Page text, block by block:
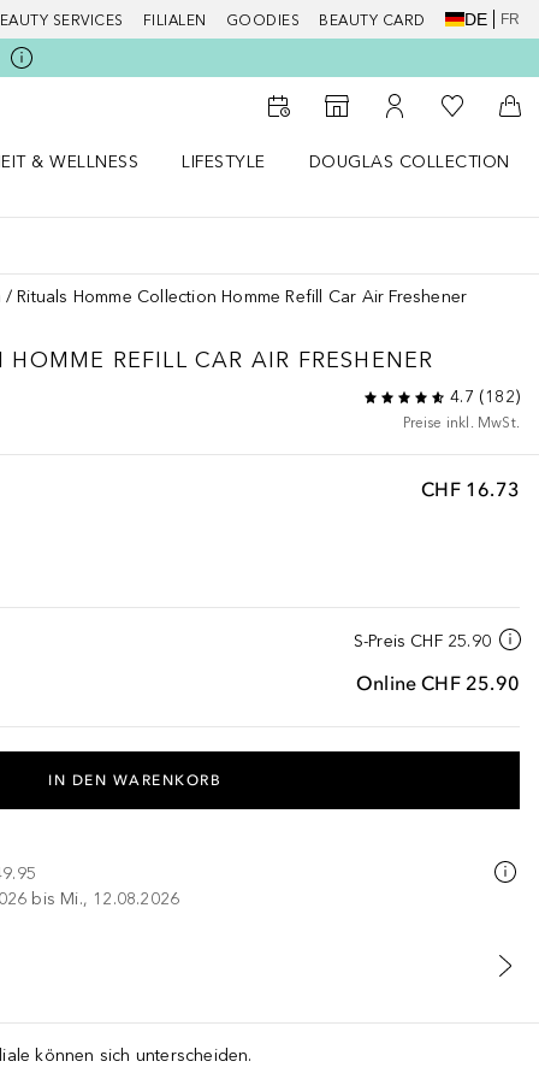
SERVICES FILIALEN GOODIES BEAUTY CARD DE FR
Zum Storefinder
Zu Meinem
Zu Meiner
& WELLNESS
LIFESTYLE
DOUGLAS COLLECTION
Rituals Homme Collection Homme Refill Car Air Freshener
HOMME REFILL CAR AIR FRESHENER
4.7 (182)
Preise inkl. MwSt.
CHF 16.73
S-Preis CHF 25.90
Online CHF 25.90
IN DEN WARENKORB
bis Mi., 12.08.2026
können sich unterscheiden.